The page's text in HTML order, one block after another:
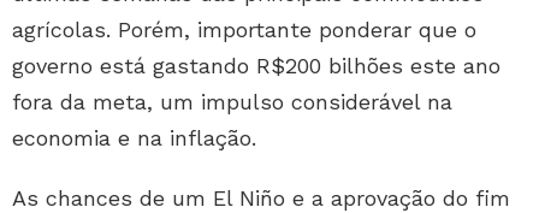
agrícolas. Porém, importante ponderar que o
governo está gastando R$200 bilhões este ano
fora da meta, um impulso considerável na
economia e na inflação.
As chances de um El Niño e a aprovação do fim